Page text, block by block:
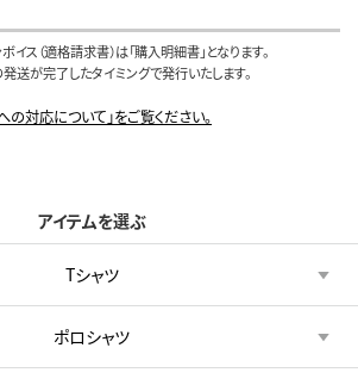
ス（適格請求書）は「購入明細書」となります。
送が完了したタイミングで発行いたします。
対応について」をご覧ください。
アイテムを選ぶ
Tシャツ
ポロシャツ